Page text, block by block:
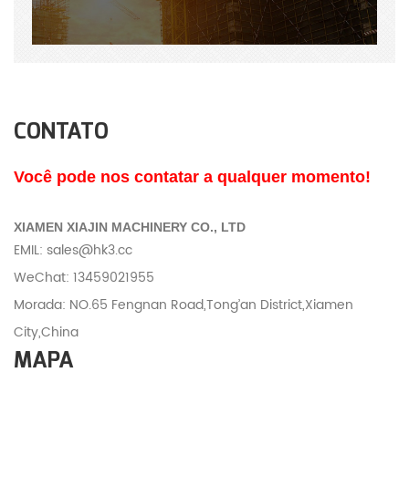
CONTATO
Você pode nos contatar a qualquer momento!
XIAMEN XIAJIN MACHINERY CO., LTD
EMIL: sales@hk3.cc
WeChat: 13459021955
Morada: NO.65 Fengnan Road,Tong’an District,Xiamen
City,China
MAPA